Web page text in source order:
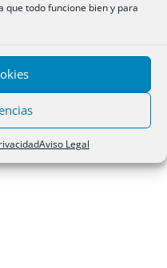
que todo funcione bien y para
Aviso Legal
Soler